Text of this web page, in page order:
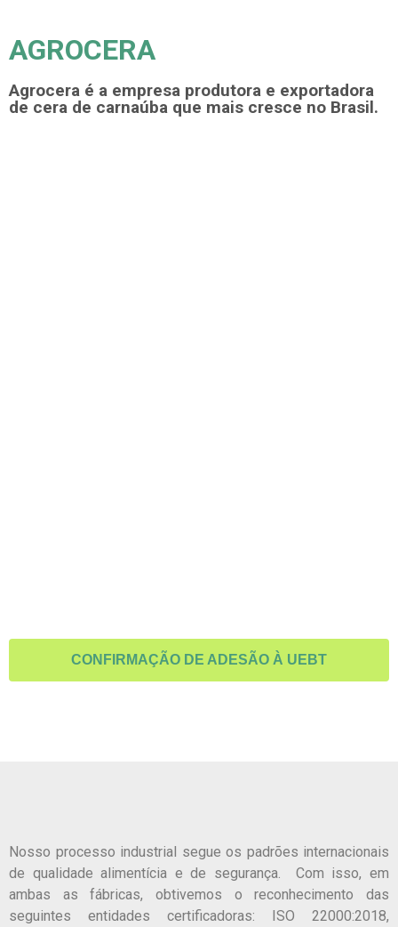
AGROCERA
Agrocera é a empresa produtora e exportadora
de cera de carnaúba que mais cresce no Brasil.
CONFIRMAÇÃO DE ADESÃO À UEBT
Nosso processo industrial segue os padrões internacionais
de qualidade alimentícia e de segurança. Com isso, em
ambas as fábricas, obtivemos o reconhecimento das
seguintes entidades certificadoras: ISO 22000:2018,